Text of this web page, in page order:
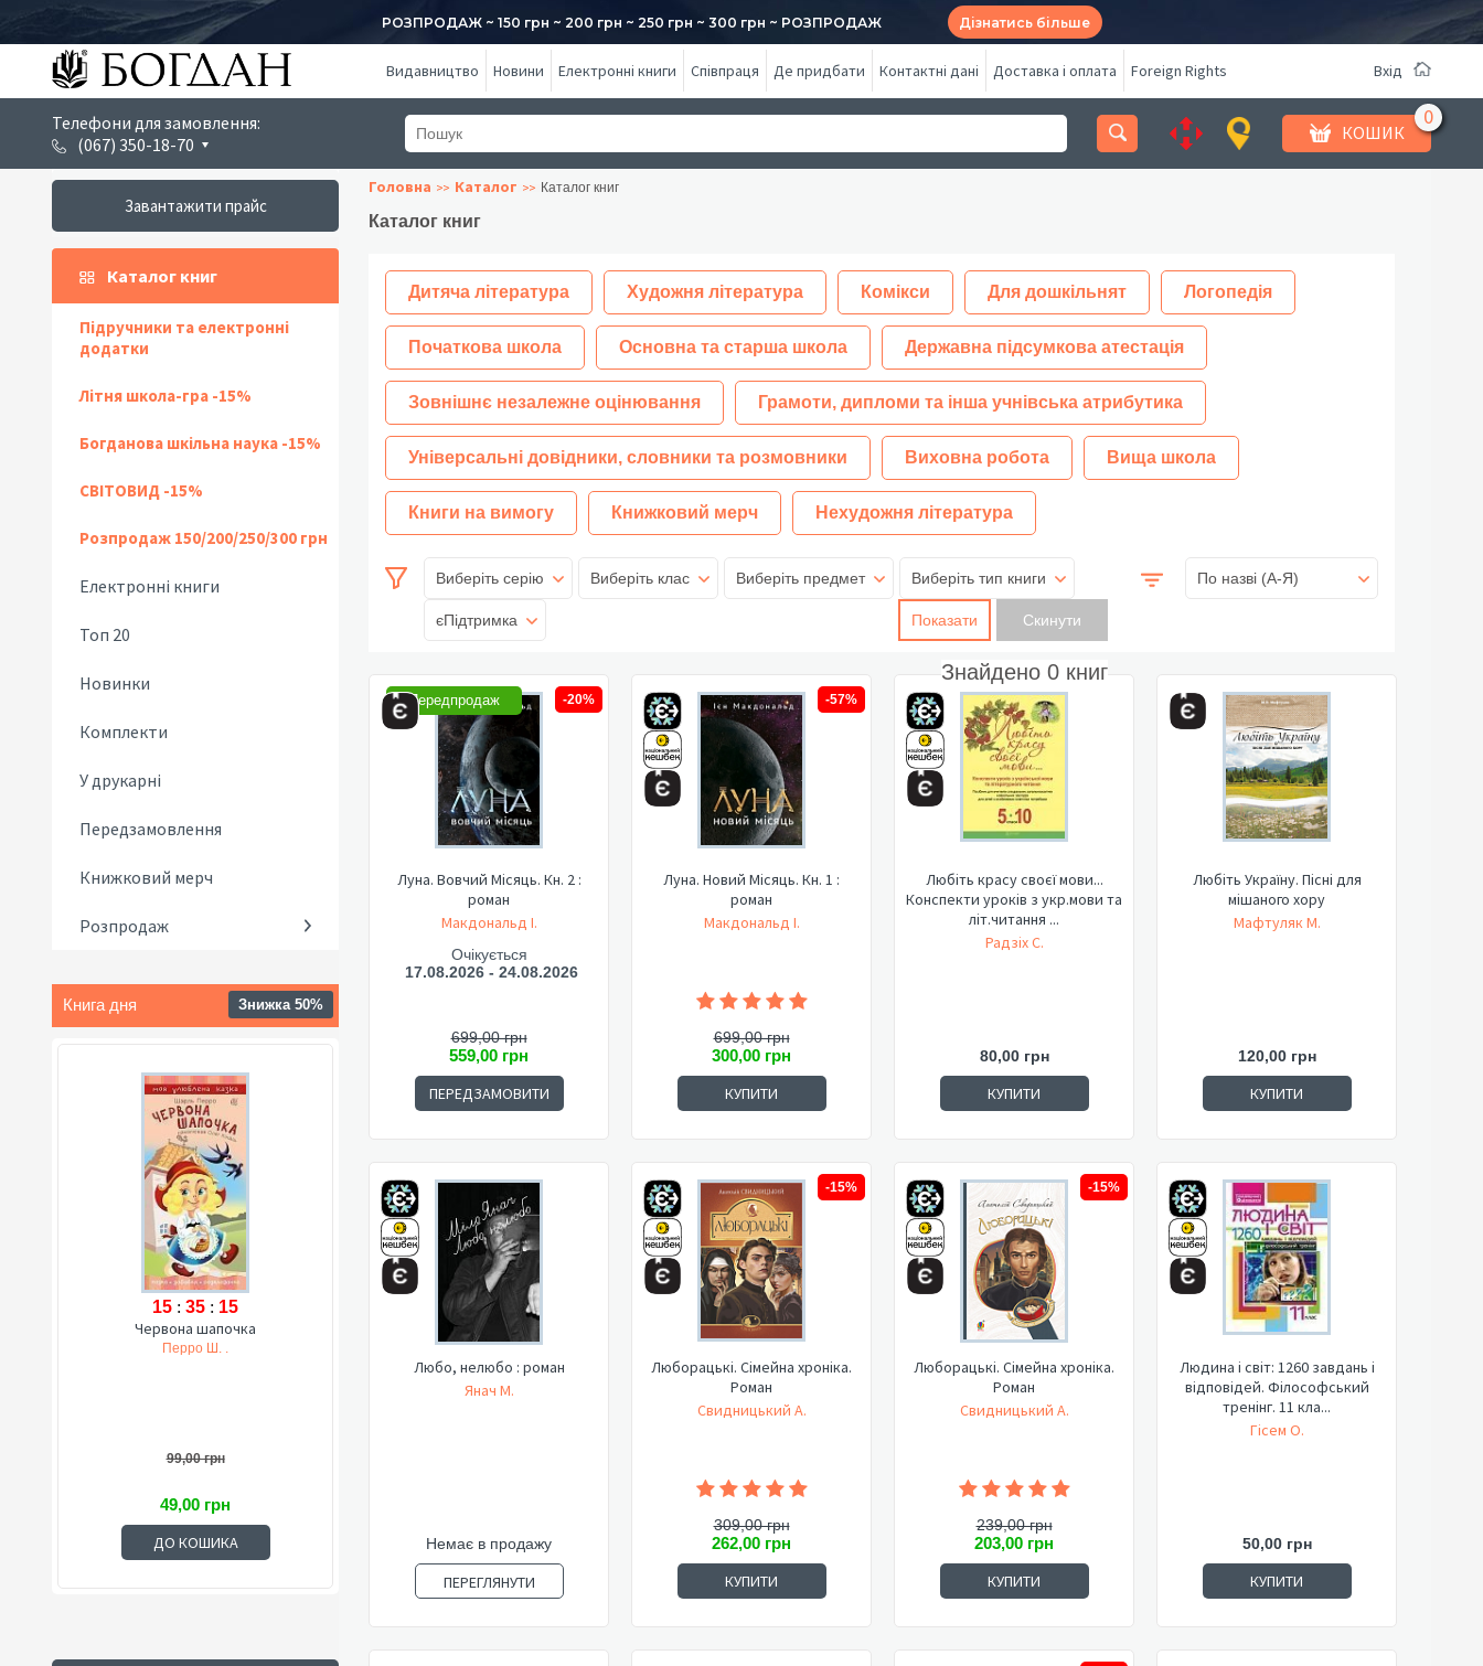
РОЗПРОДАЖ ~ 150 грн ~ 200 грн ~ 250 грн ~ 300 грн ~ РОЗПРОДАЖ Дізнатись більше
Видавництво Новини Електронні книги Співпраця Де придбати Контактні дані Доставка і оплата Foreign Rights Вхід
Телефони для замовлення:
(067) 350-18-70
КОШИК
Завантажити прайс
Каталог книг
Підручники та електронні
додатки
Літня школа-гра -15%
Богданова шкільна наука -15%
СВІТОВИД -15%
Розпродаж 150/200/250/300 грн
Електронні книги
Топ 20
Новинки
Комплекти
У друкарні
Передзамовлення
Книжковий мерч
Розпродаж
Книга дня Знижка 50%
15 : 35 : 14
Червона шапочка
Перро Ш. .
99,00 грн
49,00 грн
ДО КОШИКА
Головна Каталог Каталог книг
Каталог книг
Дитяча література Художня література Комікси Для дошкільнят Логопедія
Початкова школа Основна та старша школа Державна підсумкова атестація
Зовнішнє незалежне оцінювання Грамоти, дипломи та інша учнівська атрибутика
Універсальні довідники, словники та розмовники Виховна робота Вища школа
Книги на вимогу Книжковий мерч Нехудожня література
Виберіть серію Виберіть клас Виберіть предмет Виберіть тип книги
єПідтримка Показати
Знайдено 0 книг
По назві (A-Я)
Передпродаж -20%
Луна. Вовчий Місяць. Кн. 2 :
роман
Макдональд І.
Очікується
17.08.2026 - 24.08.2026
699,00 грн
559,00 грн
ПЕРЕДЗАМОВИТИ
-57%
Луна. Новий Місяць. Кн. 1 :
роман
Макдональд І.
699,00 грн
300,00 грн
КУПИТИ
Любіть красу своєї мови...
Конспекти уроків з укр.мови та
літ.читання ...
Радзіх С.
80,00 грн
КУПИТИ
Любіть Україну. Пісні для
мішаного хору
Мафтуляк М.
120,00 грн
КУПИТИ
Любо, нелюбо : роман
Янач М.
Немає в продажу
ПЕРЕГЛЯНУТИ
-15%
Люборацькі. Сімейна хроніка.
Роман
Свидницький А.
309,00 грн
262,00 грн
КУПИТИ
-15%
Люборацькі. Сімейна хроніка.
Роман
Свидницький А.
239,00 грн
203,00 грн
КУПИТИ
Людина і світ: 1260 завдань і
відповідей. Філософський
тренінг. 11 кла...
Гісем О.
50,00 грн
КУПИТИ